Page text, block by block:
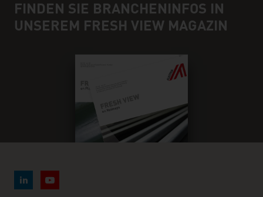
FINDEN SIE BRANCHENINFOS IN
UNSEREM FRESH VIEW MAGAZIN